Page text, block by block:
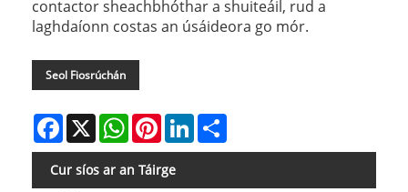
contactor sheachbhóthar a shuiteáil, rud a
laghdaíonn costas an úsáideora go mór.
Seol Fiosrúchán
Facebook
X WhatsAppPinterestLinkedIn
Cur síos ar an Táirge